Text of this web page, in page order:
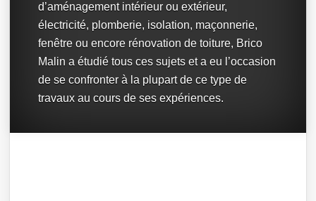
d’aménagement intérieur ou extérieur,
électricité, plomberie, isolation, maçonnerie,
fenêtre ou encore rénovation de toiture, Brico
Malin a étudié tous ces sujets et a eu l’occasion
de se confronter à la plupart de ce type de
travaux au cours de ses expériences.